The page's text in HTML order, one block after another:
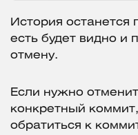
История останется
есть будет видно и
отмену.
Если нужно
конкретный
обратиться к